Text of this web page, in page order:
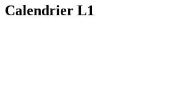
Calendrier L1